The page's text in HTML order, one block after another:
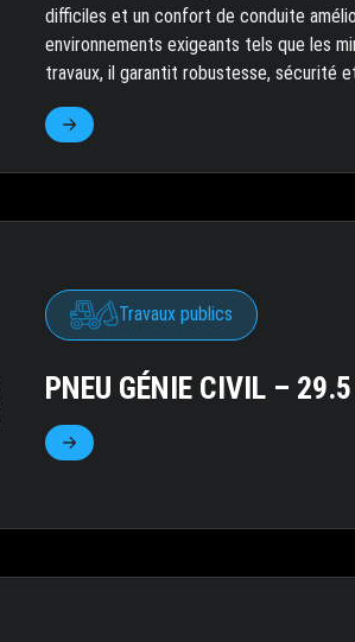
difficiles et un confort de conduite
environnements exigeants tels que les
travaux, il garantit robustesse, sécurité
Travaux publics
PNEU GÉNIE CIVIL –